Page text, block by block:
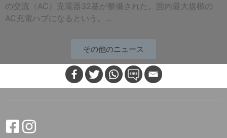
の交流（AC）充電器32基が整備された。国内最大規模の
AC充電ハブになるという。…
その他のニュース